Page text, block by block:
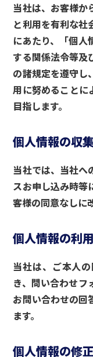
当社は、お客様か
と利用を有利な社
にあたり、「個人
する関係法令等及
の諸規定を遵守し
用に努めることに
目指します。
個人情報の収
当社では、当社へ
スお申し込み時等
客様の同意なしに
個人情報の利
当社は、ご本人
き、問い合わせフ
お問い合わせの回
ます。
個人情報の修